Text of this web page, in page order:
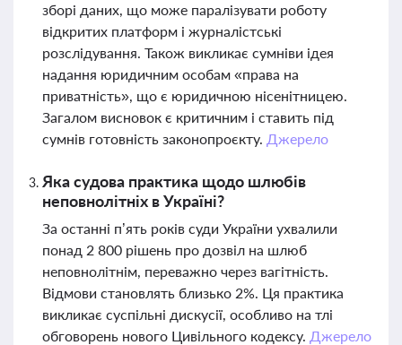
зборі даних, що може паралізувати роботу
відкритих платформ і журналістські
розслідування. Також викликає сумніви ідея
надання юридичним особам «права на
приватність», що є юридичною нісенітницею.
Загалом висновок є критичним і ставить під
сумнів готовність законопроєкту. Джерело
Яка судова практика щодо шлюбів
неповнолітніх в Україні?
За останні п’ять років суди України ухвалили
понад 2 800 рішень про дозвіл на шлюб
неповнолітнім, переважно через вагітність.
Відмови становлять близько 2%. Ця практика
викликає суспільні дискусії, особливо на тлі
обговорень нового Цивільного кодексу. Джерело